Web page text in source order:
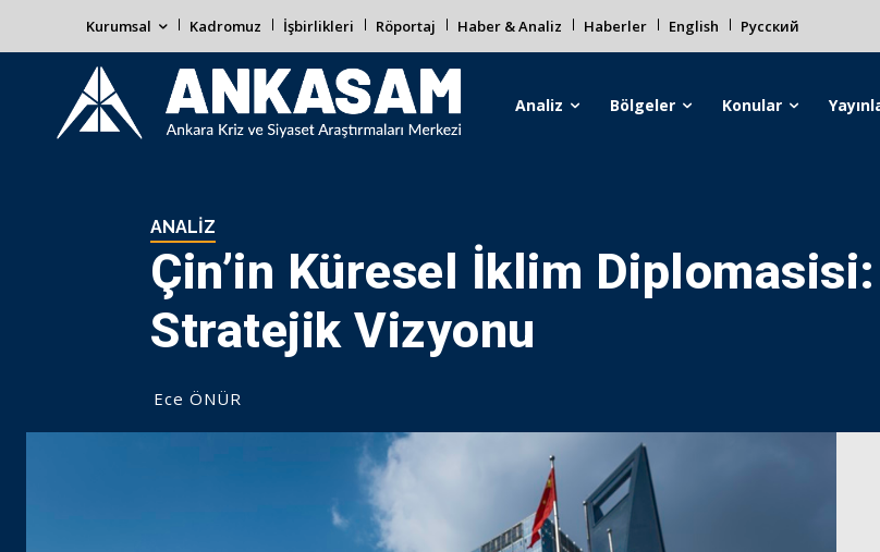
Kurumsal Kadromuz İşbirlikleri Röportaj Haber & Analiz Haberler English Русский
Analiz Bölgeler Konular
ANALIZ
Çin’in Küresel İklim
Stratejik Vizyonu
Ece ÖNÜR